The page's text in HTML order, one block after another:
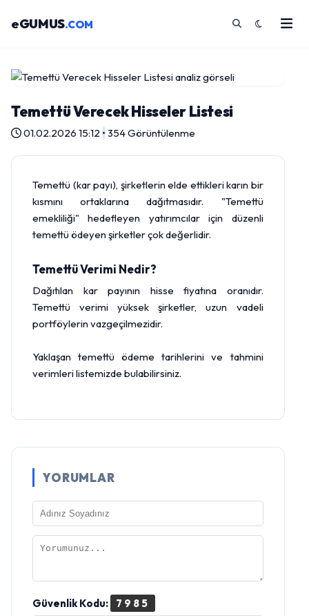
eGUMUS.COM
Temettü Verecek Hisseler Listesi
01.02.2026 15:12 •354 Görüntülenme
Temettü (kar payı), şirketlerin elde ettikleri karın bir
kısmını ortaklarına dağıtmasıdır. "Temettü
emekliliği" hedefleyen yatırımcılar için düzenli
temettü ödeyen şirketler çok değerlidir.
Temettü Verimi Nedir?
Dağıtılan kar payının hisse fiyatına oranıdır.
Temettü verimi yüksek şirketler, uzun vadeli
portföylerin vazgeçilmezidir.
Yaklaşan temettü ödeme tarihlerini ve tahmini
verimleri listemizde bulabilirsiniz.
YORUMLAR
Güvenlik Kodu: 7985